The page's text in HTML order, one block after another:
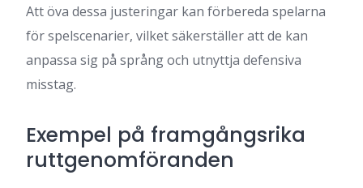
Att öva dessa justeringar kan förbereda spelarna
för spelscenarier, vilket säkerställer att de kan
anpassa sig på språng och utnyttja defensiva
misstag.
Exempel på framgångsrika
ruttgenomföranden